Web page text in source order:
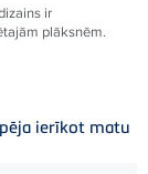
ir
plāksnēm.
ierīkot matu